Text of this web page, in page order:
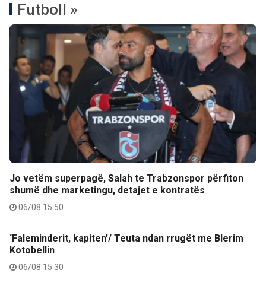
Futboll »
Jo vetëm superpagë, Salah te Trabzonspor përfiton
shumë dhe marketingu, detajet e kontratës
06/08 15:50
‘Faleminderit, kapiten’/ Teuta ndan rrugët me Blerim
Kotobellin
06/08 15:30